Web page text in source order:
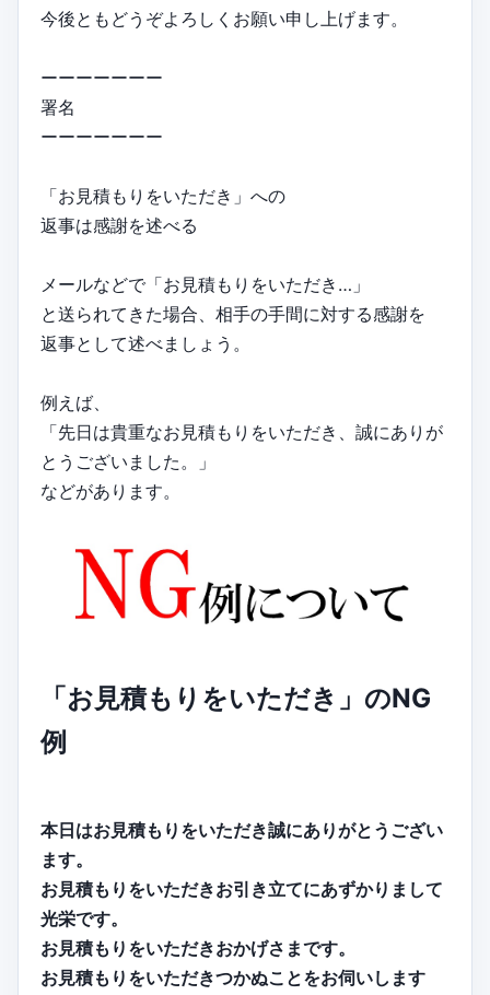
今後ともどうぞよろしくお願い申し上げます。
ーーーーーーー
署名
ーーーーーーー
「お見積もりをいただき」への
返事は感謝を述べる
メールなどで「お見積もりをいただき…」
と送られてきた場合、相手の手間に対する感謝を
返事として述べましょう。
例えば、
「先日は貴重なお見積もりをいただき、誠にありが
とうございました。」
などがあります。
「お見積もりをいただき」のNG
例
本日はお見積もりをいただき誠にありがとうござい
ます。
お見積もりをいただきお引き立てにあずかりまして
光栄です。
お見積もりをいただきおかげさまです。
お見積もりをいただきつかぬことをお伺いします